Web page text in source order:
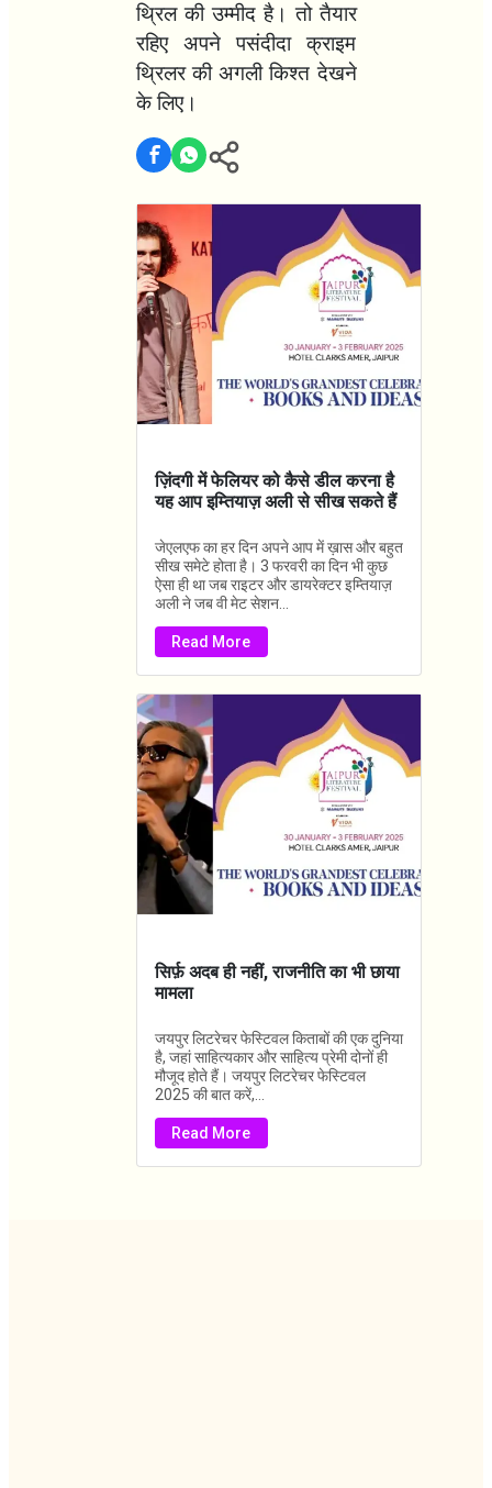
थ्रिल की उम्मीद है। तो तैयार
रहिए अपने पसंदीदा क्राइम
थ्रिलर की अगली किश्त देखने
के लिए।
ज़िंदगी में फेलियर को कैसे डील करना है
यह आप इम्तियाज़ अली से सीख सकते हैं
जेएलएफ का हर दिन अपने आप में ख़ास और बहुत
सीख समेटे होता है। 3 फरवरी का दिन भी कुछ
ऐसा ही था जब राइटर और डायरेक्टर इम्तियाज़
अली ने जब वी मेट सेशन...
Read More
सिर्फ़ अदब ही नहीं, राजनीति का भी छाया
मामला
जयपुर लिटरेचर फेस्टिवल किताबों की एक दुनिया
है, जहां साहित्यकार और साहित्य प्रेमी दोनों ही
मौजूद होते हैं। जयपुर लिटरेचर फेस्टिवल
2025 की बात करें,...
Read More